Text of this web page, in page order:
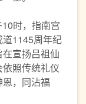
时，指南宫
1145周年纪
宣扬吕祖仙
照传统礼仪
，同沾福